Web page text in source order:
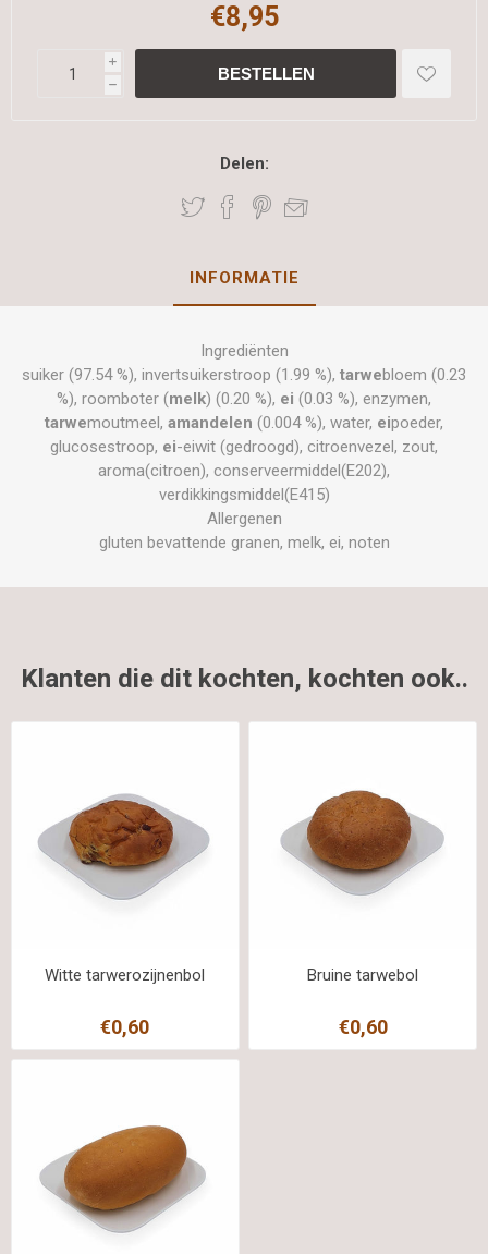
€8,95
i
h
Delen:
INFORMATIE
Ingrediënten
suiker (97.54 %), invertsuikerstroop (1.99 %), tarwebloem (0.23
%), roomboter (melk) (0.20 %), ei (0.03 %), enzymen,
tarwemoutmeel, amandelen (0.004 %), water, eipoeder,
glucosestroop, ei-eiwit (gedroogd), citroenvezel, zout,
aroma(citroen), conserveermiddel(E202),
verdikkingsmiddel(E415)
Allergenen
gluten bevattende granen, melk, ei, noten
Klanten die dit kochten, kochten ook..
Witte tarwerozijnenbol
€0,60
Bruine tarwebol
€0,60